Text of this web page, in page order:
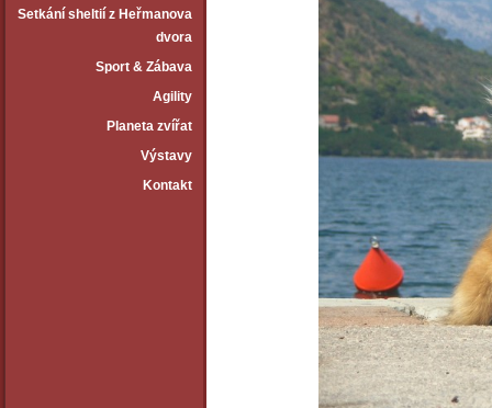
Setkání sheltií z Heřmanova
dvora
Sport & Zábava
Agility
Planeta zvířat
Výstavy
Kontakt